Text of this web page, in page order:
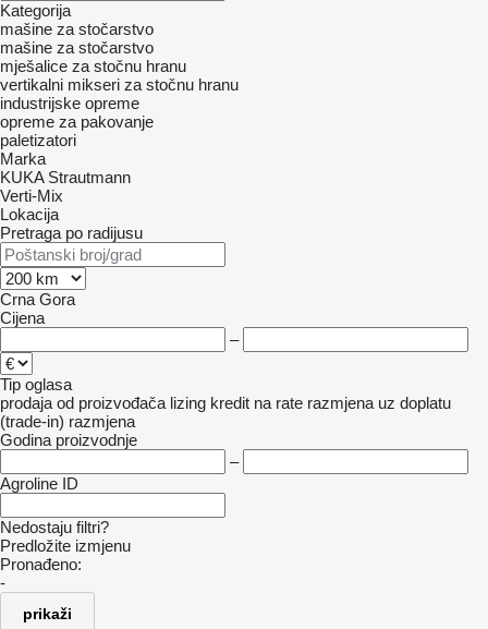
Kategorija
mašine za stočarstvo
mašine za stočarstvo
mješalice za stočnu hranu
vertikalni mikseri za stočnu hranu
industrijske opreme
opreme za pakovanje
paletizatori
Marka
KUKA Strautmann
Verti-Mix
Lokacija
Pretraga po radijusu
Crna Gora
Cijena
–
Tip oglasa
prodaja od proizvođača lizing kredit na rate razmjena uz doplatu
(trade-in) razmjena
Godina proizvodnje
–
Agroline ID
Nedostaju filtri?
Predložite izmjenu
Pronađeno:
-
prikaži